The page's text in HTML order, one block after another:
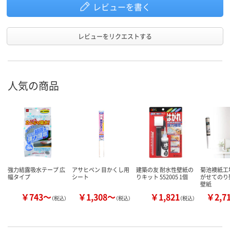
レビューを書く
レビューをリクエストする
人気の商品
強力結露吸水テープ 広
幅タイプ
￥743～（税込）
アサヒペン 目かくし用
シート
￥1,308～（税込）
建築の友 耐水性壁紙の
りキット 552005 1個
￥1,821（税込）
菊池襖紙
がせての
壁紙
￥